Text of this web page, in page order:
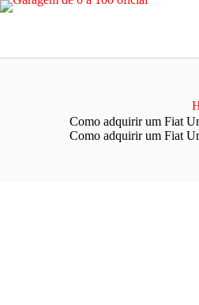
Pular
Como adquirir um Fiat
Como adquirir um Fiat